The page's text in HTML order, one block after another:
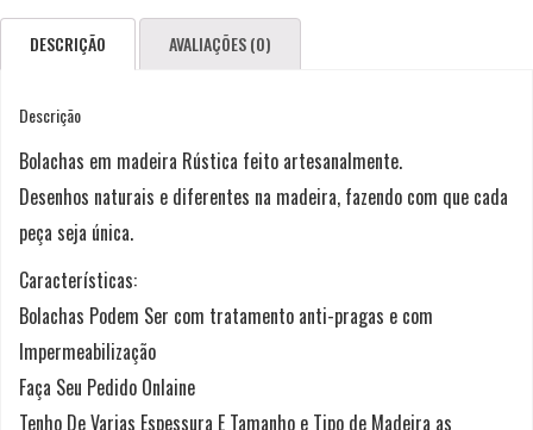
DESCRIÇÃO AVALIAÇÕES (0)
Descrição
Bolachas em madeira Rústica feito artesanalmente.
Desenhos naturais e diferentes na madeira, fazendo com que cada
peça seja única.
Características:
Bolachas Podem Ser com tratamento anti-pragas e com
Impermeabilização
Faça Seu Pedido Onlaine
Tenho De Varias Espessura E Tamanho e Tipo de Madeira as